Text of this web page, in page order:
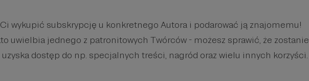
wykupić subskrypcję u konkretnego Autora i podarować ją znajomemu!
uwielbia jednego z patronitowych Twórców - możesz sprawić, że zostanie
dostęp do np. specjalnych treści, nagród oraz wielu innych korzyści.